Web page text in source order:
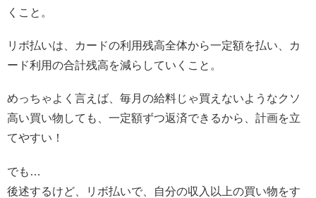
くこと。
リボ払いは、カードの利用残高全体から一定額を払い、カ
ード利用の合計残高を減らしていくこと。
めっちゃよく言えば、毎月の給料じゃ買えないようなクソ
高い買い物しても、一定額ずつ返済できるから、計画を立
てやすい！
でも…
後述するけど、リボ払いで、自分の収入以上の買い物をす